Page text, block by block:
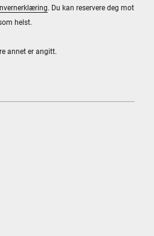
annet er angitt.
. Du kan reservere deg mot
helst.